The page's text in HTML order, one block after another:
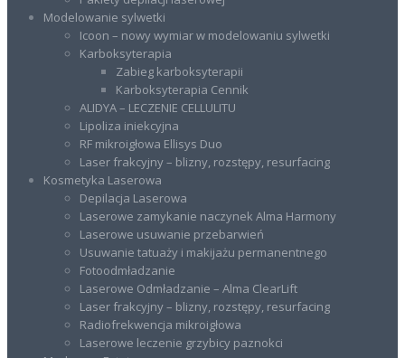
Modelowanie sylwetki
Icoon – nowy wymiar w modelowaniu sylwetki
Karboksyterapia
Zabieg karboksyterapii
Karboksyterapia Cennik
ALIDYA – LECZENIE CELLULITU
Lipoliza iniekcyjna
RF mikroigłowa Ellisys Duo
Laser frakcyjny – blizny, rozstępy, resurfacing
Kosmetyka Laserowa
Depilacja Laserowa
Laserowe zamykanie naczynek Alma Harmony
Laserowe usuwanie przebarwień
Usuwanie tatuaży i makijażu permanentnego
Fotoodmładzanie
Laserowe Odmładzanie – Alma ClearLift
Laser frakcyjny – blizny, rozstępy, resurfacing
Radiofrekwencja mikroigłowa
Laserowe leczenie grzybicy paznokci